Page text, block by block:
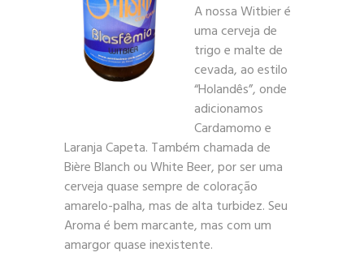
A nossa Witbier é
uma cerveja de
trigo e malte de
cevada, ao estilo
“Holandês”, onde
adicionamos
Cardamomo e
Laranja Capeta. Também chamada de
Bière Blanch ou White Beer, por ser uma
cerveja quase sempre de coloração
amarelo-palha, mas de alta turbidez. Seu
Aroma é bem marcante, mas com um
amargor quase inexistente.